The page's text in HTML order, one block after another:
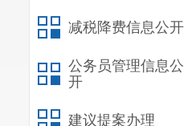
减税降费信息公开
公务员管理信息公
开
建议提案办理